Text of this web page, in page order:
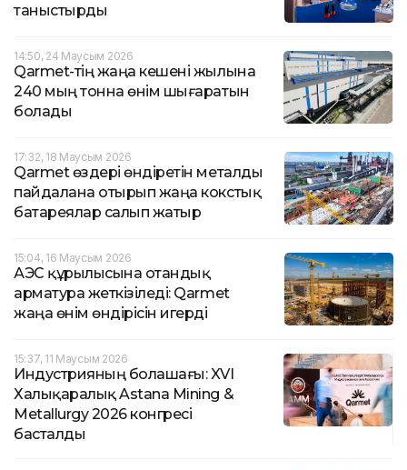
таныстырды
14:50, 24 Маусым 2026
Qarmet-тің жаңа кешені жылына
240 мың тонна өнім шығаратын
болады
17:32, 18 Маусым 2026
Qarmet өздері өндіретін металды
пайдалана отырып жаңа кокстық
батареялар салып жатыр
15:04, 16 Маусым 2026
АЭС құрылысына отандық
арматура жеткізіледі: Qarmet
жаңа өнім өндірісін игерді
15:37, 11 Маусым 2026
Индустрияның болашағы: XVI
Халықаралық Astana Mining &
Metallurgy 2026 конгресі
басталды